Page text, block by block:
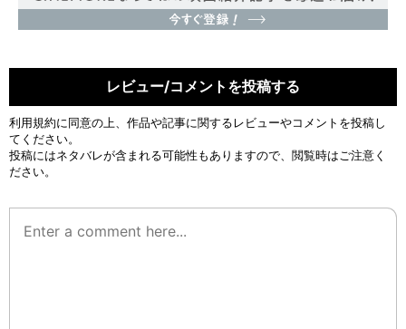
レビュー/コメントを投稿する
利用規約に同意の上、作品や記事に関するレビューやコメントを投稿し
てください。
投稿にはネタバレが含まれる可能性もありますので、閲覧時はご注意く
ださい。